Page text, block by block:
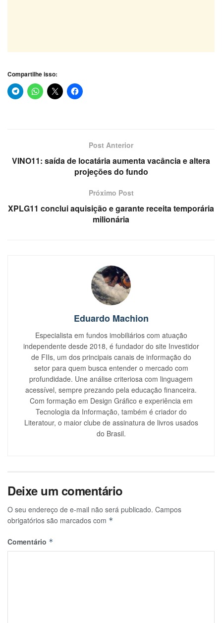
Compartilhe isso:
Post Anterior
VINO11: saída de locatária aumenta vacância e altera
projeções do fundo
Próximo Post
XPLG11 conclui aquisição e garante receita temporária
milionária
Eduardo Machion
Especialista em fundos imobiliários com atuação
independente desde 2018, é fundador do site Investidor
de FIIs, um dos principais canais de informação do
setor para quem busca entender o mercado com
profundidade. Une análise criteriosa com linguagem
acessível, sempre prezando pela educação financeira.
Com formação em Design Gráfico e experiência em
Tecnologia da Informação, também é criador do
Literatour, o maior clube de assinatura de livros usados
do Brasil.
Deixe um comentário
O seu endereço de e-mail não será publicado. Campos
obrigatórios são marcados com *
Comentário *